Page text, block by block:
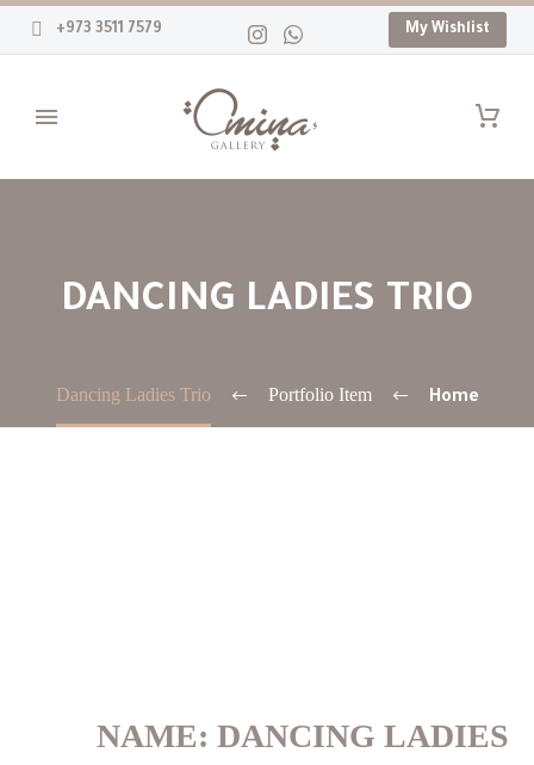
+973 3511 7579 My Wishlist
DANCING LADIES TRIO
Home
Portfolio Item
Dancing Ladies Trio
NAME: DANCING LADIES